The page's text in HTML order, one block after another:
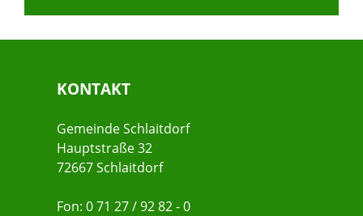
KONTAKT
Gemeinde Schlaitdorf
Hauptstraße 32
72667 Schlaitdorf
Fon: 0 71 27 / 92 82 - 0